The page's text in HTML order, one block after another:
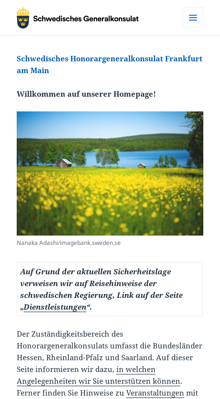
Honorargeneralkonsulat
Frankfurt
Schwedisches Honorargeneralkonsulat Frankfurt
am Main
Willkommen auf unserer Homepage!
Nanaka Adashi/imagebank.sweden.se
Auf Grund der aktuellen Sicherheitslage
verweisen wir auf Reisehinweise der
schwedischen Regierung, Link auf der Seite
„Dienstleistungen“.
Der Zuständigkeitsbereich des
Honorargeneralkonsulats umfasst die Bundesländer
Hessen, Rheinland-Pfalz und Saarland. Auf dieser
Seite informieren wir dazu,in welchen
Angelegenheiten wir Sie unterstützen können.
Ferner finden Sie Hinweise zuVeranstaltungen mit